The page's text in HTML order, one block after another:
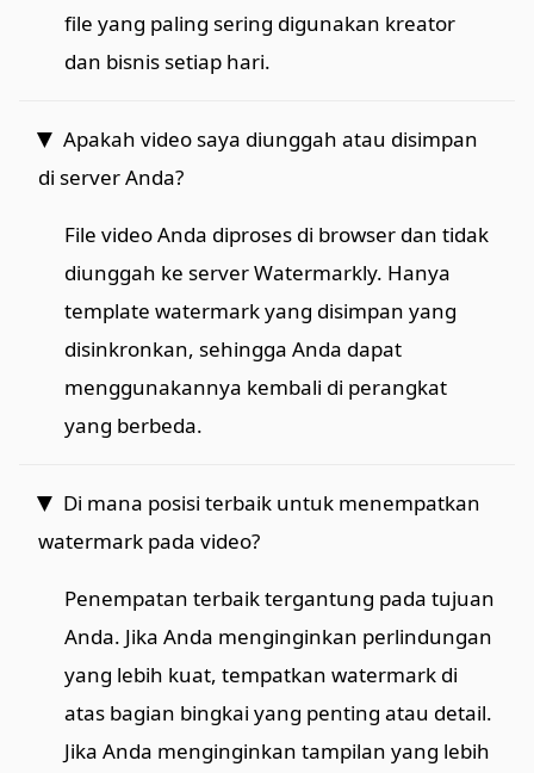
file yang paling sering digunakan kreator
dan bisnis setiap hari.
Apakah video saya diunggah atau disimpan
di server Anda?
File video Anda diproses di browser dan tidak
diunggah ke server Watermarkly. Hanya
template watermark yang disimpan yang
disinkronkan, sehingga Anda dapat
menggunakannya kembali di perangkat
yang berbeda.
Di mana posisi terbaik untuk menempatkan
watermark pada video?
Penempatan terbaik tergantung pada tujuan
Anda. Jika Anda menginginkan perlindungan
yang lebih kuat, tempatkan watermark di
atas bagian bingkai yang penting atau detail.
Jika Anda menginginkan tampilan yang lebih